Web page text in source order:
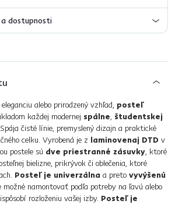
dostupnosti
alebo prirodzený vzhľad, posteľ
každej modernej spálne, študentskej
čisté línie, premyslený dizajn a praktické
celku. Vyrobená je z laminovenaj DTD v
postele sú dve priestranné zásuvky, ktoré
bielizne, prikrývok či oblečenia, ktoré
Posteľ je univerzálna a preto vyvýšenú
možné namontovať podľa potreby na ľavú alebo
rozloženiu vašej izby. Posteľ je